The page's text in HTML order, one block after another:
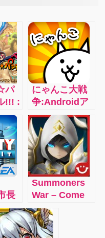
パ
!!! :
」
ン
ち
込
にゃんこ大戦
争:Androidア
プリゲームの
にゃんこ大戦
争に嵌ってい
ます
長
も
な
れ
Summoners
War – Come
explore a
world under
battle over